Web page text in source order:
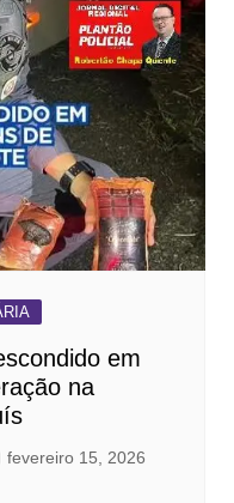
em
na
fevereiro 15, 2026